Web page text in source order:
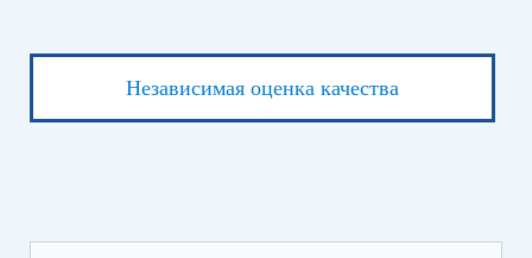
Независимая оценка качества